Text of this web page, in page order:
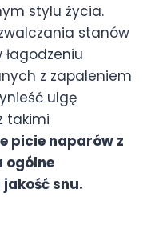
stylu życia.
stanów
z zapaleniem
ulgę
takimi
picie naparów z
ogólne
snu.